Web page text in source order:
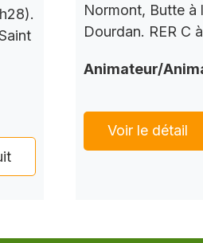
Normont, Butte à
Dourdan. RER C
Animateur/
Voir le détail